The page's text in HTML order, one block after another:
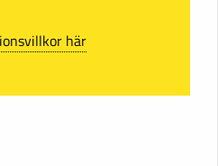
här